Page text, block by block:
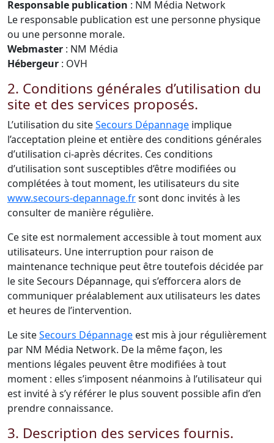
Responsable publication : NM Média Network
Le responsable publication est une personne physique
ou une personne morale.
Webmaster : NM Média
Hébergeur : OVH
2. Conditions générales d’utilisation du
site et des services proposés.
L’utilisation du siteSecours Dépannage implique
l’acceptation pleine et entière des conditions générales
d’utilisation ci-après décrites. Ces conditions
d’utilisation sont susceptibles d’être modifiées ou
complétées à tout moment, les utilisateurs du site
www.secours-depannage.frsont donc invités à les
consulter de manière régulière.
Ce site est normalement accessible à tout moment aux
utilisateurs. Une interruption pour raison de
maintenance technique peut être toutefois décidée par
le site Secours Dépannage, qui s’efforcera alors de
communiquer préalablement aux utilisateurs les dates
et heures de l’intervention.
Le siteSecours Dépannage est mis à jour régulièrement
par NM Média Network. De la même façon, les
mentions légales peuvent être modifiées à tout
moment : elles s’imposent néanmoins à l’utilisateur qui
est invité à s’y référer le plus souvent possible afin d’en
prendre connaissance.
3. Description des services fournis.